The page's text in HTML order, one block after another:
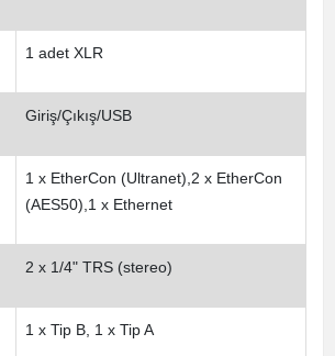
1 adet XLR
Giriş/Çıkış/USB
1 x EtherCon (Ultranet),2 x EtherCon
(AES50),1 x Ethernet
2 x 1/4" TRS (stereo)
1 x Tip B, 1 x Tip A